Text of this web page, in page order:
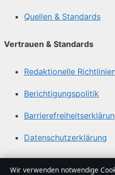
Quellen & Standards
Vertrauen & Standards
Redaktionelle
Berichtigungspolitik
Datenschutzerklärung
Über Abendfokus in Kürze
Wir verwenden notwendige